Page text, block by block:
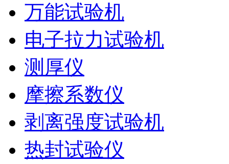
万能试验机
电子拉力试验机
测厚仪
摩擦系数仪
剥离强度试验机
热封试验仪